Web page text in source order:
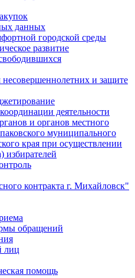
данных
городской среды
развитие
и защите
деятельности
и органов местного
муниципального
края при осуществлении
избирателей
контракта г. Михайловск"
обращений
лиц
помощь